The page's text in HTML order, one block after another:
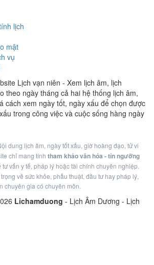
lịch
mật
vụ
Lịch vạn niên - Xem lịch âm, lịch
theo ngày tháng cả hai hệ thống lịch âm,
cách xem ngày tốt, ngày xấu để chọn được
trong công việc và cuộc sống hàng ngày
dung lịch âm, ngày tốt xấu, giờ hoàng đạo, tử vi
chỉ mang tính tham khảo văn hóa - tín ngưỡng
tư vấn y tế, pháp lý hoặc tài chính chuyên nghiệp.
về sức khỏe, phẫu thuật, đầu tư hay pháp lý,
chuyên gia có chuyên môn.
Lichamduong - Lịch Âm Dương - Lịch